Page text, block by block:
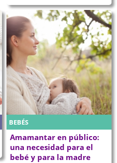
BEBÉS
Amamantar en público:
una necesidad para el
bebé y para la madre